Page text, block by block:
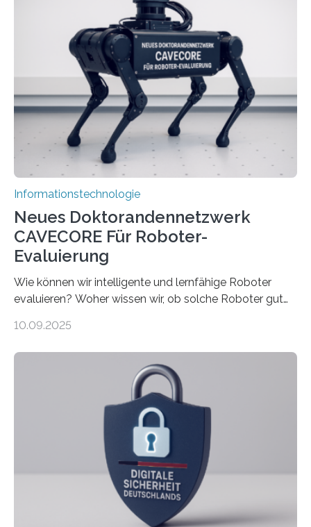
Herausforderungen. Herkömmliche Silizium-
Prozessoren stoßen an ihre Grenzen: Sie verbrauchen
viel Energie, die Speicher- und Verarbeitungseinheiten
sind voneinander getrennt und die Datenübertragung
bremst komplexe Anwendungen aus. Da KI-Modelle
immer größer werden und riesige Datenmengen
verarbeiten müssen, steigt der Bedarf an neuen
Rechenarchitekturen. Neben Quantencomputern
rücken dabei insbesondere…
Informationstechnologie
Neues Doktorandennetzwerk
CAVECORE Für Roboter-
Evaluierung
Wie können wir intelligente und lernfähige Roboter
evaluieren? Woher wissen wir, ob solche Roboter gut
sich CAVECORE – ein neues Marie Skłodowska-Curie
koordiniert wird. Ab dem 1. September werden sich
über einen Zeitraum von vier Jahren insgesamt 15
Promovierende im Rahmen von CAVECORE mit
kognitiven Robotern beschäftigen – also mit Robotern,
die mittels Sensoren ihre Umgebung erfassen,
Informationen verarbeiten und häufig auch mit…
10.09.2025